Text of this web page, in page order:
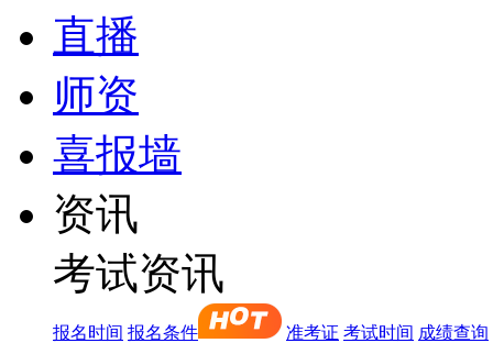
直播
师资
喜报墙
资讯
考试资讯
报名时间 报名条件 准考证 考试时间 成绩查询